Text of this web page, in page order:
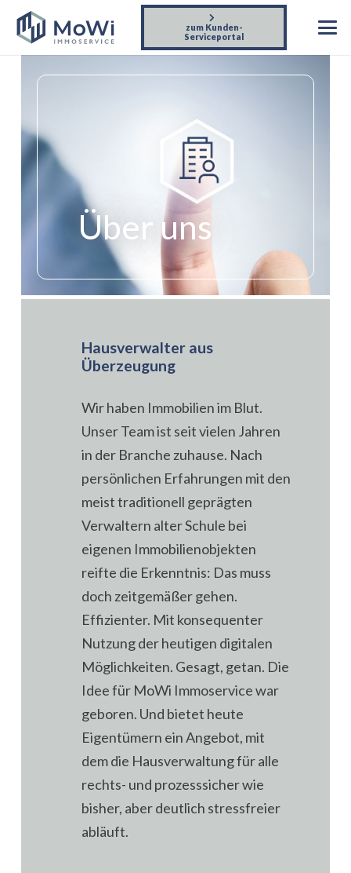
zum Kunden-
Serviceportal
Über uns
Hausverwalter aus
Überzeugung
Wir haben Immobilien im Blut.
Unser Team ist seit vielen Jahren
in der Branche zuhause. Nach
persönlichen Erfahrungen mit den
meist traditionell geprägten
Verwaltern alter Schule bei
eigenen Immobilienobjekten
reifte die Erkenntnis: Das muss
doch zeitgemäßer gehen.
Effizienter. Mit konsequenter
Nutzung der heutigen digitalen
Möglichkeiten. Gesagt, getan. Die
Idee für MoWi Immoservice war
geboren. Und bietet heute
Eigentümern ein Angebot, mit
dem die Hausverwaltung für alle
rechts- und prozesssicher wie
bisher, aber deutlich stressfreier
abläuft.